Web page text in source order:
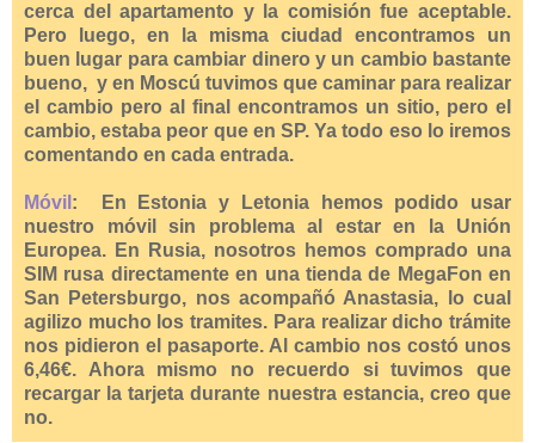
cerca del apartamento y la comisión fue aceptable.
Pero luego, en la misma ciudad encontramos un
buen lugar para cambiar dinero y un cambio bastante
bueno, y en Moscú tuvimos que caminar para realizar
el cambio pero al final encontramos un sitio, pero el
cambio, estaba peor que en SP. Ya todo eso lo iremos
comentando en cada entrada.
Móvil : En Estonia y Letonia hemos podido usar
nuestro móvil sin problema al estar en la Unión
Europea. En Rusia, nosotros hemos comprado una
SIM rusa directamente en una tienda de MegaFon en
San Petersburgo, nos acompañó Anastasia, lo cual
agilizo mucho los tramites. Para realizar dicho trámite
nos pidieron el pasaporte. Al cambio nos costó unos
6,46€. Ahora mismo no recuerdo si tuvimos que
recargar la tarjeta durante nuestra estancia, creo que
no.